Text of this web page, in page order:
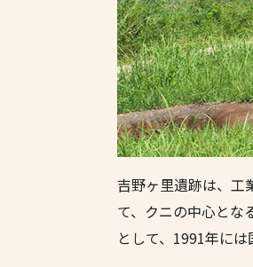
吉野ヶ里遺跡は、工
て、クニの中心とな
として、1991年には